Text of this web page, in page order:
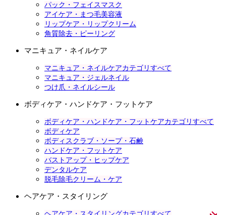
パック・フェイスマスク
アイケア・まつ毛美容液
リップケア・リップクリーム
角質除去・ピーリング
マニキュア・ネイルケア
マニキュア・ネイルケアカテゴリすべて
マニキュア・ジェルネイル
つけ爪・ネイルシール
ボディケア・ハンドケア・フットケア
ボディケア・ハンドケア・フットケアカテゴリすべて
ボディケア
ボディスクラブ・ソープ・石鹸
ハンドケア・フットケア
バストアップ・ヒップケア
デンタルケア
脱毛除毛クリーム・ケア
ヘアケア・スタイリング